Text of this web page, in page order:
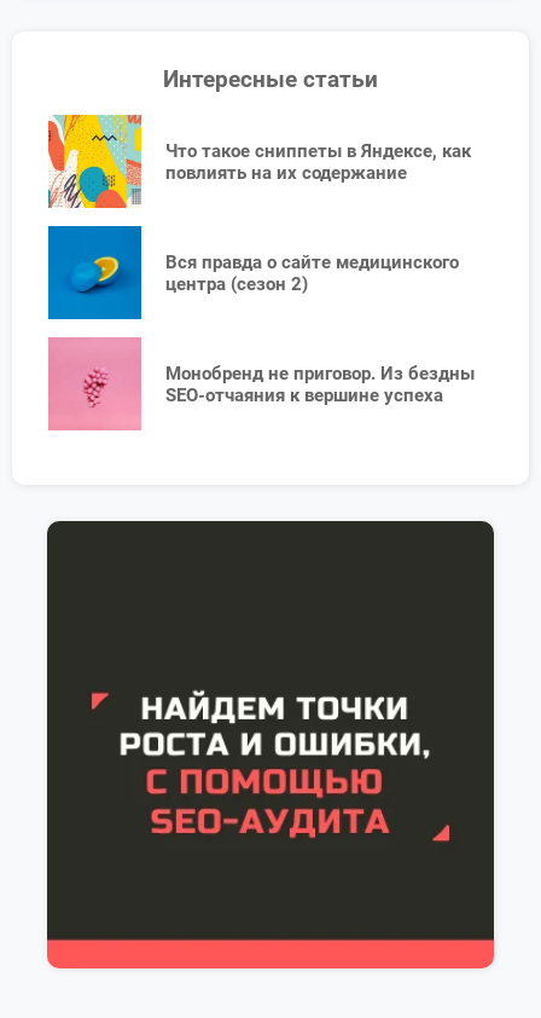
Интересные статьи
Что такое сниппеты в Яндексе, как
повлиять на их содержание
Вся правда о сайте медицинского
центра (сезон 2)
Монобренд не приговор. Из бездны
SEO-отчаяния к вершине успеха